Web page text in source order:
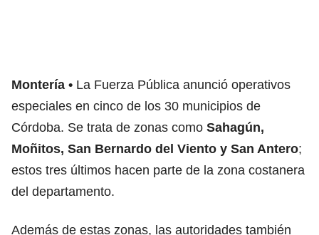
Montería
La Fuerza Pública anunció operativos
especiales en cinco de los 30 municipios de
Córdoba. Se trata de zonas como Sahagún,
Moñitos, San Bernardo del Viento y San Antero;
estos tres últimos hacen parte de la zona costanera
del departamento.
Además de estas zonas, las autoridades también